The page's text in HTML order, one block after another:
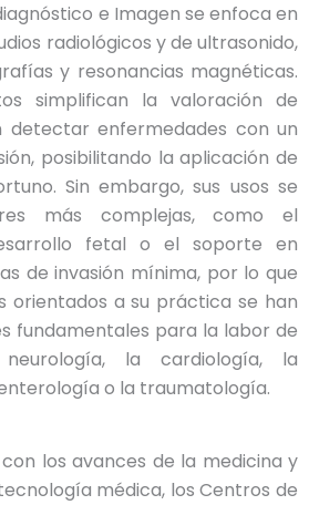
e Imagen se enfoca en
radiológicos y de ultrasonido,
y resonancias magnéticas.
simplifican la valoración de
detectar enfermedades con un
posibilitando la aplicación de
Sin embargo, sus usos se
más complejas, como el
fetal o el soporte en
de invasión mínima, por lo que
orientados a su práctica se han
fundamentales para la labor de
la cardiología, la
o la traumatología.
los avances de la medicina y
médica, los Centros de